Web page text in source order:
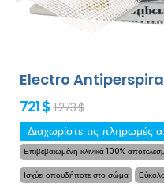
διάστημα την εφίδρωση
κοιλιάς, της πλάτης, των
περίπτωση
Electro
721 $ 1 273 $
Διαχωρίστε τις πληρωμές
Επιβεβαιωμένη κλινικά 100%
Ισχύει οπουδήποτε στο σώμα